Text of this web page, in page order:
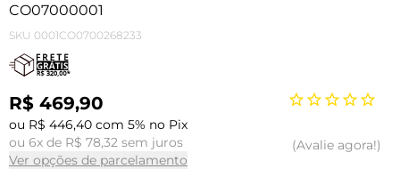
CO07000001
SKU 0001CO0700268233
R$ 469,90
ou R$ 446,40 com 5% no Pix
ou 6x de R$ 78,32 sem juros
Ver opções de parcelamento
Avalie agora!